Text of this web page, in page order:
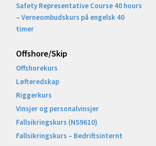
Safety Representative Course 40 hours
– Verneombudskurs på engelsk 40
timer
Offshore/Skip​
Offshorekurs
Løfteredskap
Riggerkurs
Vinsjer og personalvinsjer
Fallsikringskurs (NS9610)
Fallsikringskurs – Bedriftsinternt